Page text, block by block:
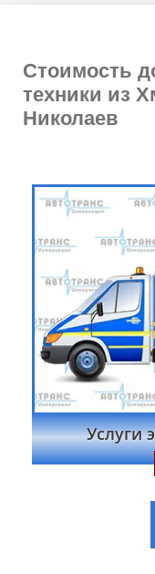
Стоимость
техники из
Николаев
Услуги